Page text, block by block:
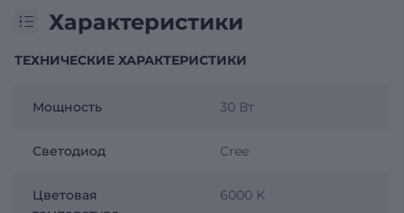
Характеристики
ТЕХНИЧЕСКИЕ ХАРАКТЕРИСТИКИ
Мощность 30 Вт
Светодиод Cree
Цветовая
6000 K